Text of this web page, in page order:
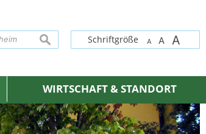
Schriftgröße A A A
suchen
WIRTSCHAFT & STANDORT